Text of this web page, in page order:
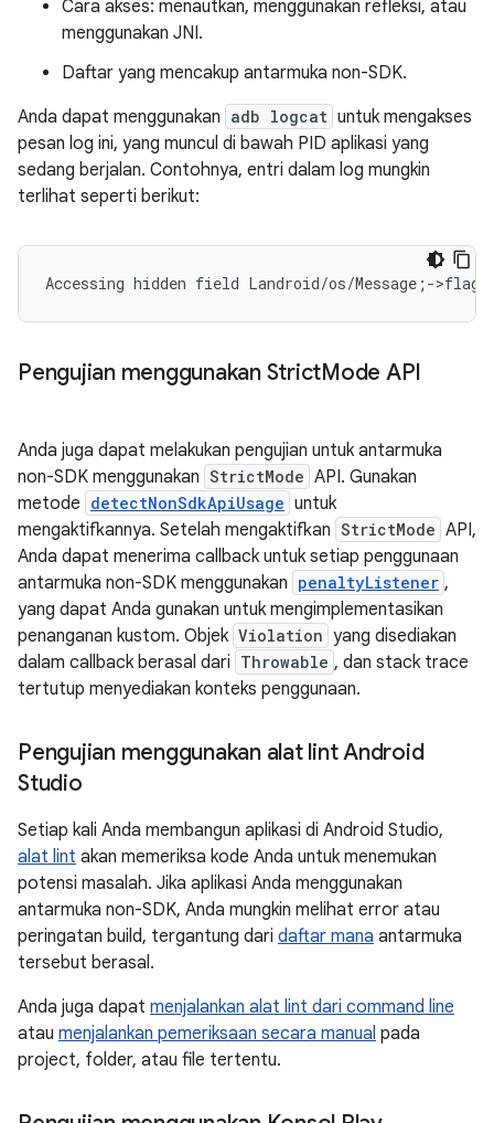
Cara akses: menautkan, menggunakan refleksi, atau
menggunakan JNI.
Daftar yang mencakup antarmuka non-SDK.
Anda dapat menggunakan adb logcat untuk mengakses
pesan log ini, yang muncul di bawah PID aplikasi yang
sedang berjalan. Contohnya, entri dalam log mungkin
terlihat seperti berikut:
Pengujian menggunakan StrictMode API
Anda juga dapat melakukan pengujian untuk antarmuka
non-SDK menggunakan StrictMode API. Gunakan
metode detectNonSdkApiUsage untuk
mengaktifkannya. Setelah mengaktifkan StrictMode API,
Anda dapat menerima callback untuk setiap penggunaan
antarmuka non-SDK menggunakan penaltyListener ,
yang dapat Anda gunakan untuk mengimplementasikan
penanganan kustom. Objek Violation yang disediakan
dalam callback berasal dari Throwable , dan stack trace
tertutup menyediakan konteks penggunaan.
Pengujian menggunakan alat lint Android
Studio
Setiap kali Anda membangun aplikasi di Android Studio,
alat lint akan memeriksa kode Anda untuk menemukan
potensi masalah. Jika aplikasi Anda menggunakan
antarmuka non-SDK, Anda mungkin melihat error atau
peringatan build, tergantung dari daftar mana antarmuka
tersebut berasal.
Anda juga dapat menjalankan alat lint dari command line
atau menjalankan pemeriksaan secara manual pada
project, folder, atau file tertentu.